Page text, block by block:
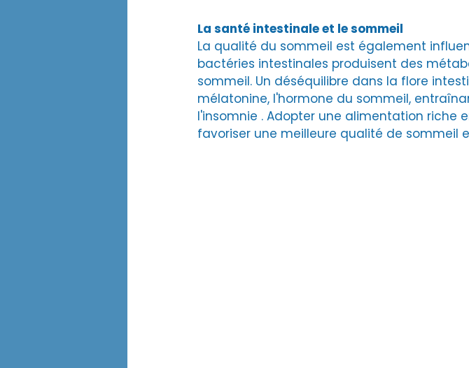
La santé intestinale et le sommeil
La qualité du sommeil est également
bactéries intestinales produisent des
sommeil. Un déséquilibre dans la flore
mélatonine, l'hormone du sommeil,
l'insomnie​ . Adopter une alimentation riche
favoriser une meilleure qualité de sommeil